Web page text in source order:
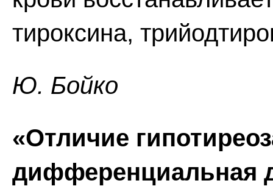
тироксина,
Ю. Бойко
«Отличие
дифференциальная